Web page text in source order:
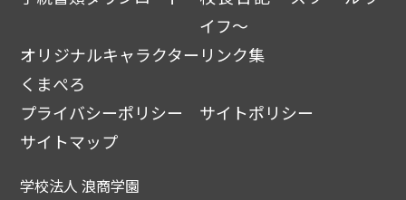
イフ～
オリジナルキャラクター
くまぺろ
リンク集
プライバシーポリシー
サイトポリシー
サイトマップ
学校法人 浪商学園